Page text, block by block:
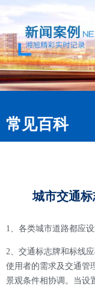
常见百科
城市交通
1、 各类城市道路都应
2、 交通标志牌和标线
使用者的需求及交通管
景观条件相协调。当设